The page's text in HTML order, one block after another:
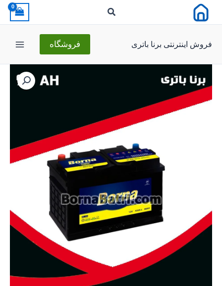
فروش اینترنتی برنا باتری فروشگاه